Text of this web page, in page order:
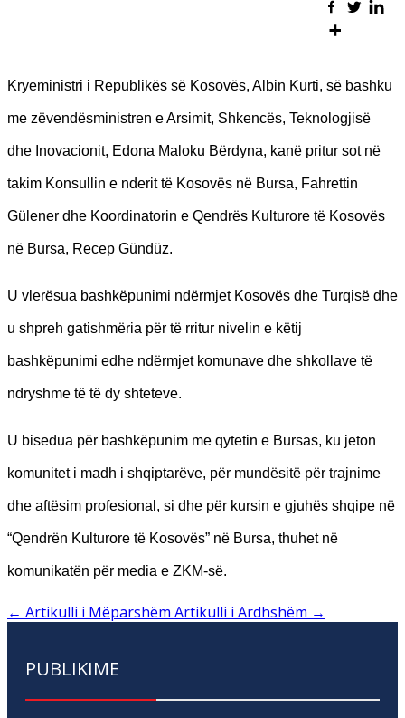
Kryeministri i Republikës së Kosovës, Albin Kurti, së bashku
me zëvendësministren e Arsimit, Shkencës, Teknologjisë
dhe Inovacionit, Edona Maloku Bërdyna, kanë pritur sot në
takim Konsullin e nderit të Kosovës në Bursa​, Fahrettin
Gülener dhe Koordinatorin e Qendrës Kulturore të Kosovës
në Bursa, Recep Gündüz.
U vlerësua bashkëpunimi ndërmjet Kosovës dhe Turqisë dhe
u shpreh gatishmëria për të rritur nivelin e këtij
bashkëpunimi edhe ndërmjet komunave dhe shkollave të
ndryshme të të dy shteteve.
U bisedua për bashkëpunim me qytetin e Bursas, ku jeton
komunitet i madh i shqiptarëve, për mundësitë për trajnime
dhe aftësim profesional, si dhe për kursin e gjuhës shqipe në
“Qendrën Kulturore të Kosovës” në Bursa, thuhet në
komunikatën për media e ZKM-së.
← Artikulli i Mëparshëm Artikulli i Ardhshëm →
PUBLIKIME